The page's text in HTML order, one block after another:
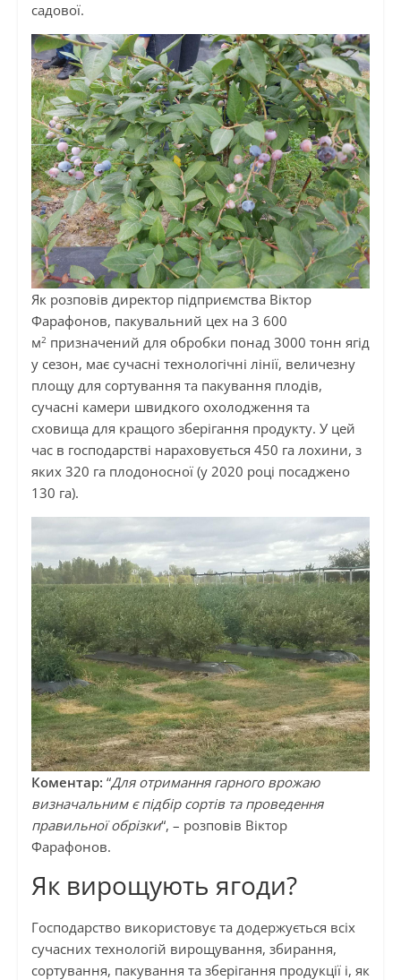
садової.
Як розповів директор підприємства Віктор
Фарафонов, пакувальний цех на 3 600
м2призначений для обробки понад 3000 тонн ягід
у сезон, має сучасні технологічні лінії, величезну
площу для сортування та пакування плодів,
сучасні камери швидкого охолодження та
сховища для кращого зберігання продукту. У цей
час в господарстві нараховується 450 га лохини, з
яких 320 га плодоносної (у 2020 році посаджено
130 га).
Коментар: “Для отримання гарного врожаю
визначальним є підбір сортів та проведення
правильної обрізки“, – розповів Віктор
Фарафонов.
Як вирощують ягоди?
Господарство використовує та додержується всіх
сучасних технологій вирощування, збирання,
сортування, пакування та зберігання продукції і, як